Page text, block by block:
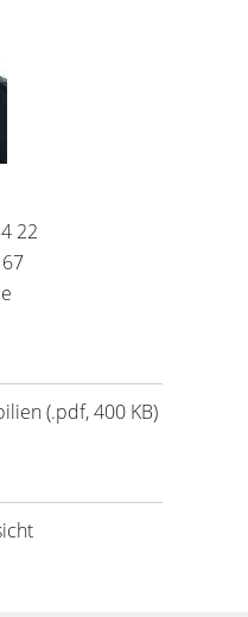
22
(.pdf, 400 KB)